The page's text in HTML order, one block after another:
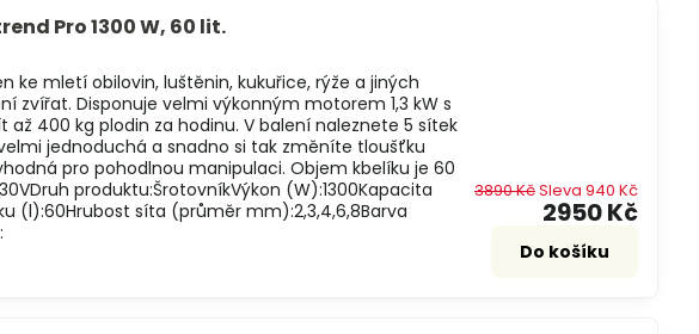
Pro 1300 W, 60 lit.
ke mletí obilovin, luštěnin, kukuřice, rýže a jiných
zvířat. Disponuje velmi výkonným motorem 1,3 kW s
400 kg plodin za hodinu. V balení naleznete 5 sítek
jednoduchá a snadno si tak změníte tloušťku
pro pohodlnou manipulaci. Objem kbelíku je 60
produktu:ŠrotovníkVýkon (W):1300Kapacita
(l):60Hrubost síta (průměr mm):2,3,4,6,8Barva
2950 Kč
3890 KčSleva 940 Kč
Do košíku